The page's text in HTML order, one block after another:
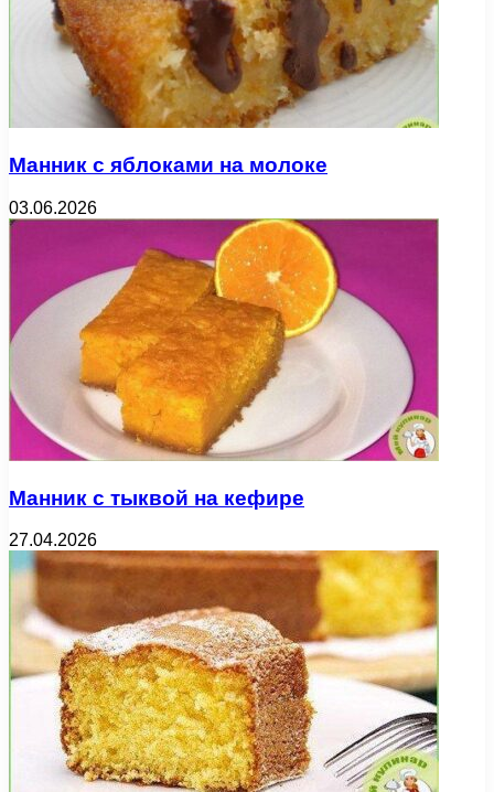
Манник с яблоками на молоке
03.06.2026
Манник с тыквой на кефире
27.04.2026